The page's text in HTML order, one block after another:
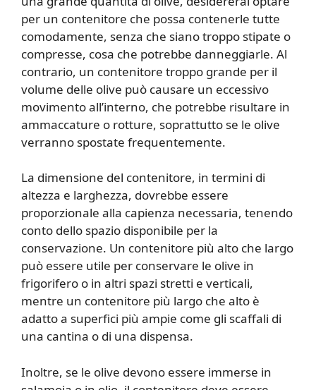
per un contenitore che possa contenerle tutte
comodamente, senza che siano troppo stipate o
compresse, cosa che potrebbe danneggiarle. Al
contrario, un contenitore troppo grande per il
volume delle olive può causare un eccessivo
movimento all’interno, che potrebbe risultare in
ammaccature o rotture, soprattutto se le olive
verranno spostate frequentemente.
La dimensione del contenitore, in termini di
altezza e larghezza, dovrebbe essere
proporzionale alla capienza necessaria, tenendo
conto dello spazio disponibile per la
conservazione. Un contenitore più alto che largo
può essere utile per conservare le olive in
frigorifero o in altri spazi stretti e verticali,
mentre un contenitore più largo che alto è
adatto a superfici più ampie come gli scaffali di
una cantina o di una dispensa.
Inoltre, se le olive devono essere immerse in